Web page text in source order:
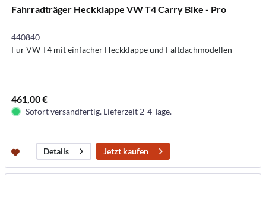
Fahrradträger Heckklappe VW T4 Carry Bike - Pro
440840
Für VW T4 mit einfacher Heckklappe und Faltdachmodellen
461,00 €
Sofort versandfertig. Lieferzeit 2-4 Tage.
Details Jetzt kaufen